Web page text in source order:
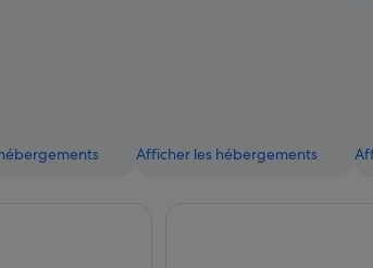
Afficher les hébergements